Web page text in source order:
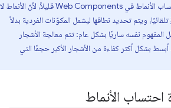
تختلف عمليات حساب الأنماط في Web Components قليلاً، لأنّ الأنماط لا
تلقائيًا، ويتم تحديد نطاقها ليشمل المكوّنات الفردية بدلاً
المفهوم نفسه ساريًا بشكل عام: تتم معالجة الأشجار
بشكل أكثر كفاءة من الأشجار الأكبر حجمًا التي
احتساب الأنماط